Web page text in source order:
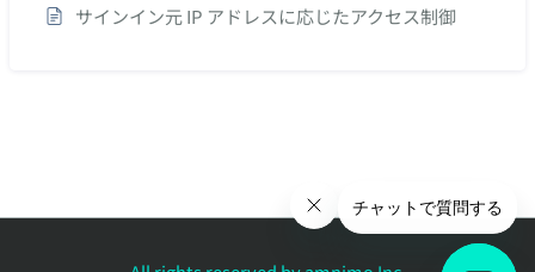
サインイン元 IP アドレスに応じたアクセス制御